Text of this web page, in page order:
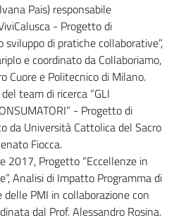
Pais) responsabile
- Progetto di
di pratiche collaborative”,
e coordinato da Collaboriamo,
Cuore e Politecnico di Milano.
team di ricerca “GLI
- Progetto di
da Università Cattolica del Sacro
Fiocca.
2017, Progetto “Eccellenze in
Analisi di Impatto Programma di
PMI in collaborazione con
dal Prof. Alessandro Rosina.